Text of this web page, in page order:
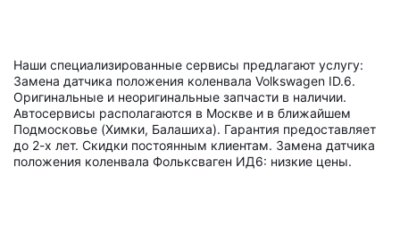
Наши специализированные сервисы предлагают услугу:
Замена датчика положения коленвала Volkswagen ID.6.
Оригинальные и неоригинальные запчасти в наличии.
Автосервисы располагаются в Москве и в ближайшем
Подмосковье (Химки, Балашиха). Гарантия предоставляет
до 2-х лет. Скидки постоянным клиентам. Замена датчика
положения коленвала Фольксваген ИД6: низкие цены.